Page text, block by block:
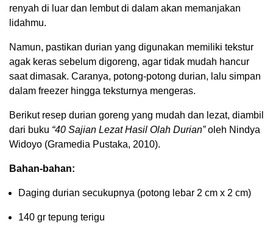
renyah di luar dan lembut di dalam akan memanjakan
lidahmu.
Namun, pastikan durian yang digunakan memiliki tekstur
agak keras sebelum digoreng, agar tidak mudah hancur
saat dimasak. Caranya, potong-potong durian, lalu simpan
dalam freezer hingga teksturnya mengeras.
Berikut resep durian goreng yang mudah dan lezat, diambil
dari buku “40 Sajian Lezat Hasil Olah Durian”oleh Nindya
Widoyo (Gramedia Pustaka, 2010).
Bahan-bahan:
Daging durian secukupnya (potong lebar 2 cm x 2 cm)
140 gr tepung terigu